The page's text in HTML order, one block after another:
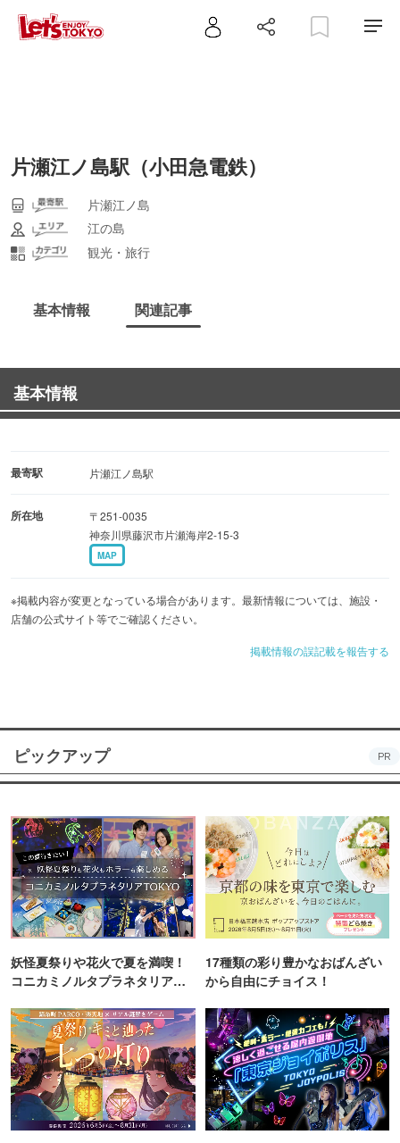
片瀬江ノ島駅（小田急電鉄）
片瀬江ノ島
江の島
観光・旅行
基本情報 関連記事
基本情報
最寄駅 片瀬江ノ島駅
所在地
〒251-0035
神奈川県藤沢市片瀬海岸2-15-3
MAP
※掲載内容が変更となっている場合があります。最新情報については、施設・
店舗の公式サイト等でご確認ください。
掲載情報の誤記載を報告する
ピックアップ PR
妖怪夏祭りや花火で夏を満喫！
コニカミノルタプラネタリア
17種類の彩り豊かなおばんざい
から自由にチョイス！